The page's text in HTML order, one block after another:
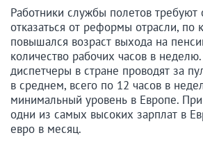
Работники службы полетов требуют
отказаться от реформы отрасли, по
повышался возраст выхода на
количество рабочих часов в
диспетчеры в стране проводят за
в среднем, всего по 12 часов в
минимальный уровень в Европе.
одни из самых высоких зарплат в
евро в месяц.